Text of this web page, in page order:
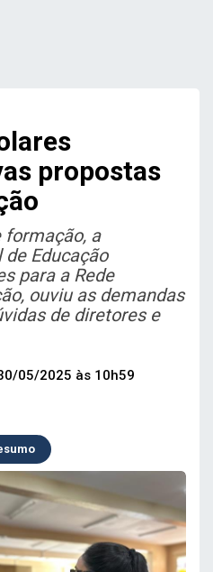
propostas
formação, a
Educação
para a Rede
ouviu as demandas
de diretores e
05/2025 às 10h59